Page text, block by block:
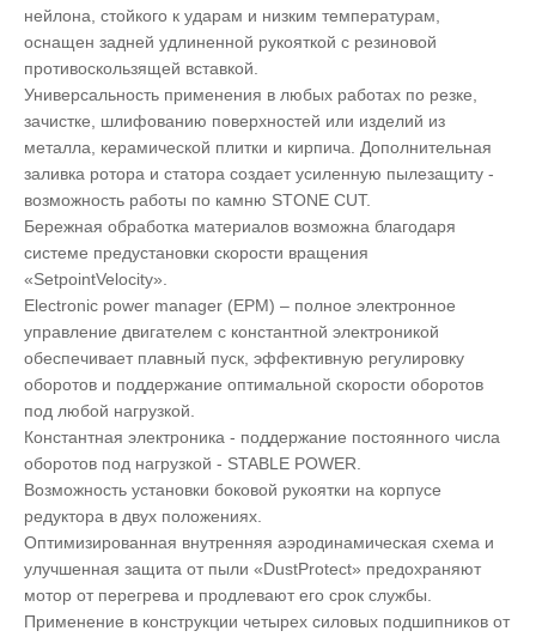
нейлона, стойкого к ударам и низким температурам,
оснащен задней удлиненной рукояткой с резиновой
противоскользящей вставкой.
Универсальность применения в любых работах по резке,
зачистке, шлифованию поверхностей или изделий из
металла, керамической плитки и кирпича. Дополнительная
заливка ротора и статора создает усиленную пылезащиту -
возможность работы по камню STONE CUT.
Бережная обработка материалов возможна благодаря
системе предустановки скорости вращения
«SetpointVelocity».
Electronic power manager (ЕРМ) – полное электронное
управление двигателем с константной электроникой
обеспечивает плавный пуск, эффективную регулировку
оборотов и поддержание оптимальной скорости оборотов
под любой нагрузкой.
Константная электроника - поддержание постоянного числа
оборотов под нагрузкой - STABLE POWER.
Возможность установки боковой рукоятки на корпусе
редуктора в двух положениях.
Оптимизированная внутренняя аэродинамическая схема и
улучшенная защита от пыли «DustProtect» предохраняют
мотор от перегрева и продлевают его срок службы.
Применение в конструкции четырех силовых подшипников от